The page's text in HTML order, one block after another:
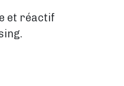
et réactif